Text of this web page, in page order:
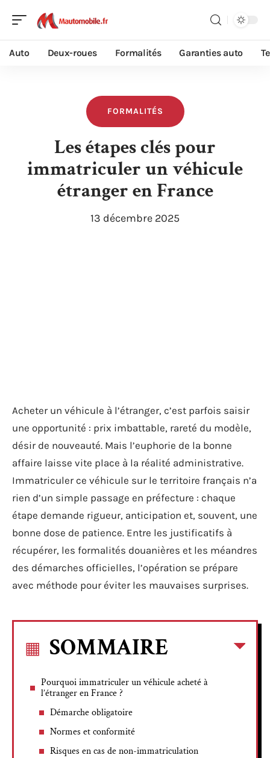
Auto Deux-roues Formalités Garanties auto
FORMALITÉS
Les étapes clés pour
immatriculer un véhicule
étranger en France
13 décembre 2025
Acheter un véhicule à l’étranger, c’est parfois saisir
une opportunité : prix imbattable, rareté du modèle,
désir de nouveauté. Mais l’euphorie de la bonne
affaire laisse vite place à la réalité administrative.
Immatriculer ce véhicule sur le territoire français n’a
rien d’un simple passage en préfecture : chaque
étape demande rigueur, anticipation et, souvent, une
bonne dose de patience. Entre les justificatifs à
récupérer, les formalités douanières et les méandres
des démarches officielles, l’opération se prépare
avec méthode pour éviter les mauvaises surprises.
SOMMAIRE
Pourquoi immatriculer un véhicule acheté à
l’étranger en France ?
Démarche obligatoire
Normes et conformité
Risques en cas de non-immatriculation